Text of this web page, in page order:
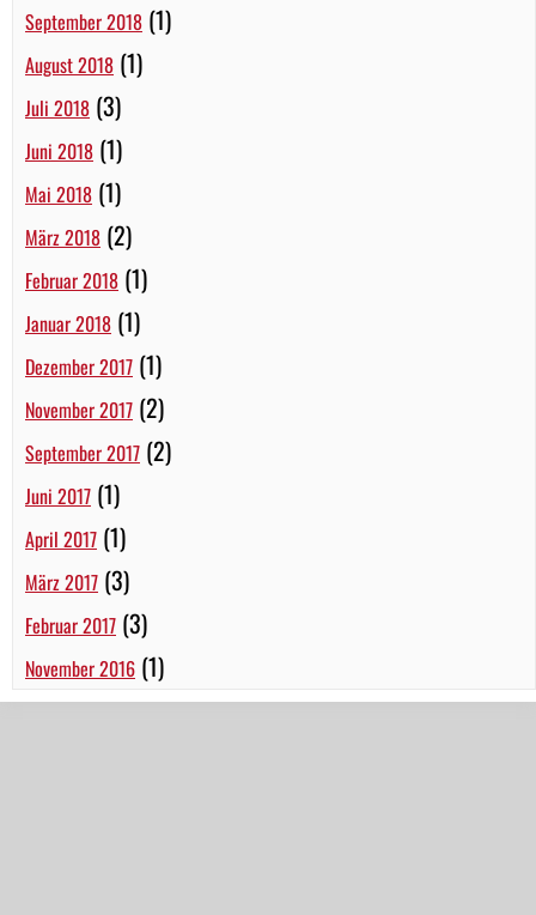
September 2018 (1)
August 2018 (1)
Juli 2018 (3)
Juni 2018 (1)
Mai 2018 (1)
März 2018 (2)
Februar 2018 (1)
Januar 2018 (1)
Dezember 2017 (1)
November 2017 (2)
September 2017 (2)
Juni 2017 (1)
April 2017 (1)
März 2017 (3)
Februar 2017 (3)
November 2016 (1)